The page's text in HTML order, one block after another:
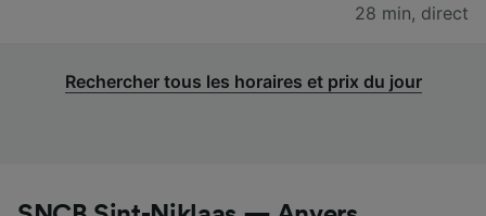
28 min, direct
Rechercher tous les horaires et prix du jour